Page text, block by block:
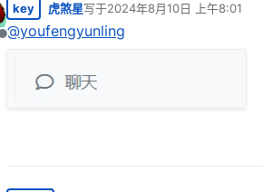
离线
key 虎煞星写于2024年8月10日 上午8:01
最后由 编辑
@youfengyunling